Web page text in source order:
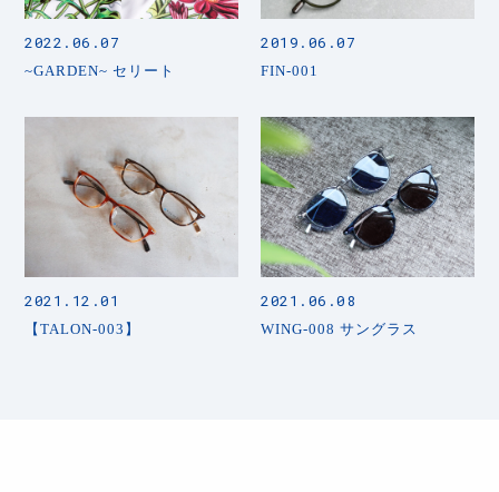
2022.06.07
~GARDEN~ セリート
2019.06.07
FIN-001
2021.12.01
【TALON-003】
2021.06.08
WING-008 サングラス